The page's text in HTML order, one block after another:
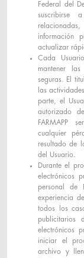
Federal del
suscribirse
información
actualizar
Cada
mantener
seguras. El
las
parte, el
autorizado
FARMAPP
cualquier
resultado de
del Usuario.
Durante el
electrónicos
personal de
experiencia
todos los
publicitarios
electrónicos
iniciar el
archivo y